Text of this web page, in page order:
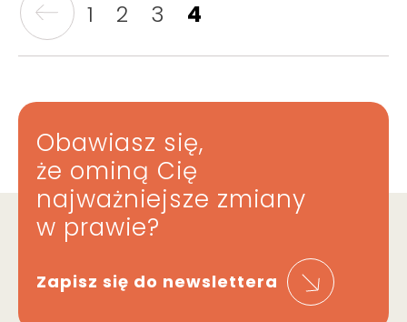
1 2 3 4
Obawiasz się,
że ominą Cię
najważniejsze zmiany
w prawie?
Zapisz się do newslettera